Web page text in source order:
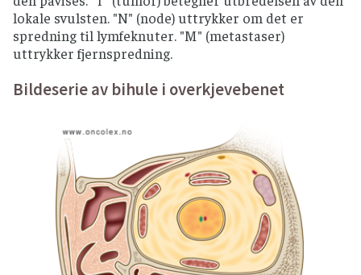
lokale svulsten. "N" (node) uttrykker om det er
spredning til lymfeknuter. "M" (metastaser)
uttrykker fjernspredning.
Bildeserie av bihule i overkjevebenet